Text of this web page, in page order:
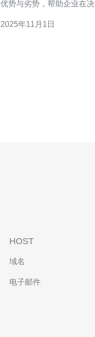
优势与劣势，帮助企业在
务器租用？ 帽子云IDC作
2025年11月1日
HOST
域名
电子邮件